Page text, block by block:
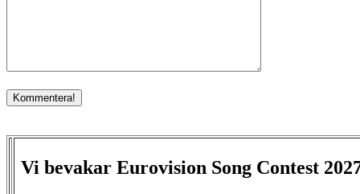
Vi bevakar Eurovision Song Contest